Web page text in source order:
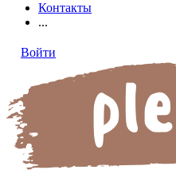
Контакты
...
Войти